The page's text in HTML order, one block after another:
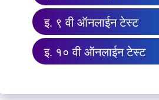
इ. ९ वी ऑनलाईन टेस्ट
इ. १० वी ऑनलाईन टेस्ट